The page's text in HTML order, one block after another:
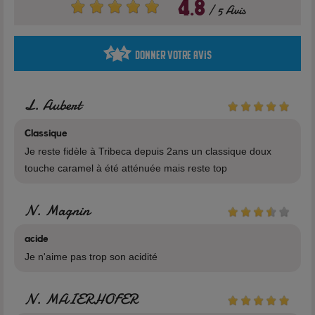
Caractéristiques
Fabrication: USA
Composition
4.8 5 Avis
Donner votre avis
L. Aubert
Classique
Je reste fidèle à Tribeca depuis 2ans un classique doux
touche caramel à été atténuée mais reste top
N. Magnin
acide
Je n'aime pas trop son acidité
N. MAIERHOFER